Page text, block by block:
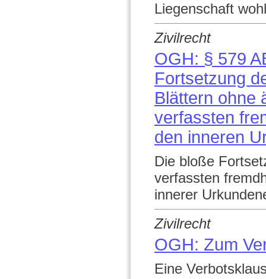
Liegenschaft
Zivilrecht
OGH: § 579
Fortsetzung
Blättern ohne
verfassten
den inneren
Die bloße
verfassten
innerer
Zivilrecht
OGH: Zum
Eine